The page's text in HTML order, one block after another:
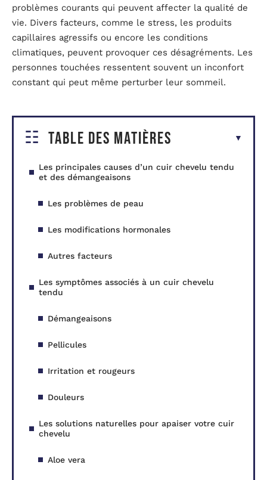
problèmes courants qui peuvent affecter la qualité de
vie. Divers facteurs, comme le stress, les produits
capillaires agressifs ou encore les conditions
climatiques, peuvent provoquer ces désagréments. Les
personnes touchées ressentent souvent un inconfort
constant qui peut même perturber leur sommeil.
Table des matières
Les principales causes d’un cuir chevelu tendu
et des démangeaisons
Les problèmes de peau
Les modifications hormonales
Autres facteurs
Les symptômes associés à un cuir chevelu
tendu
Démangeaisons
Pellicules
Irritation et rougeurs
Douleurs
Les solutions naturelles pour apaiser votre cuir
chevelu
Aloe vera